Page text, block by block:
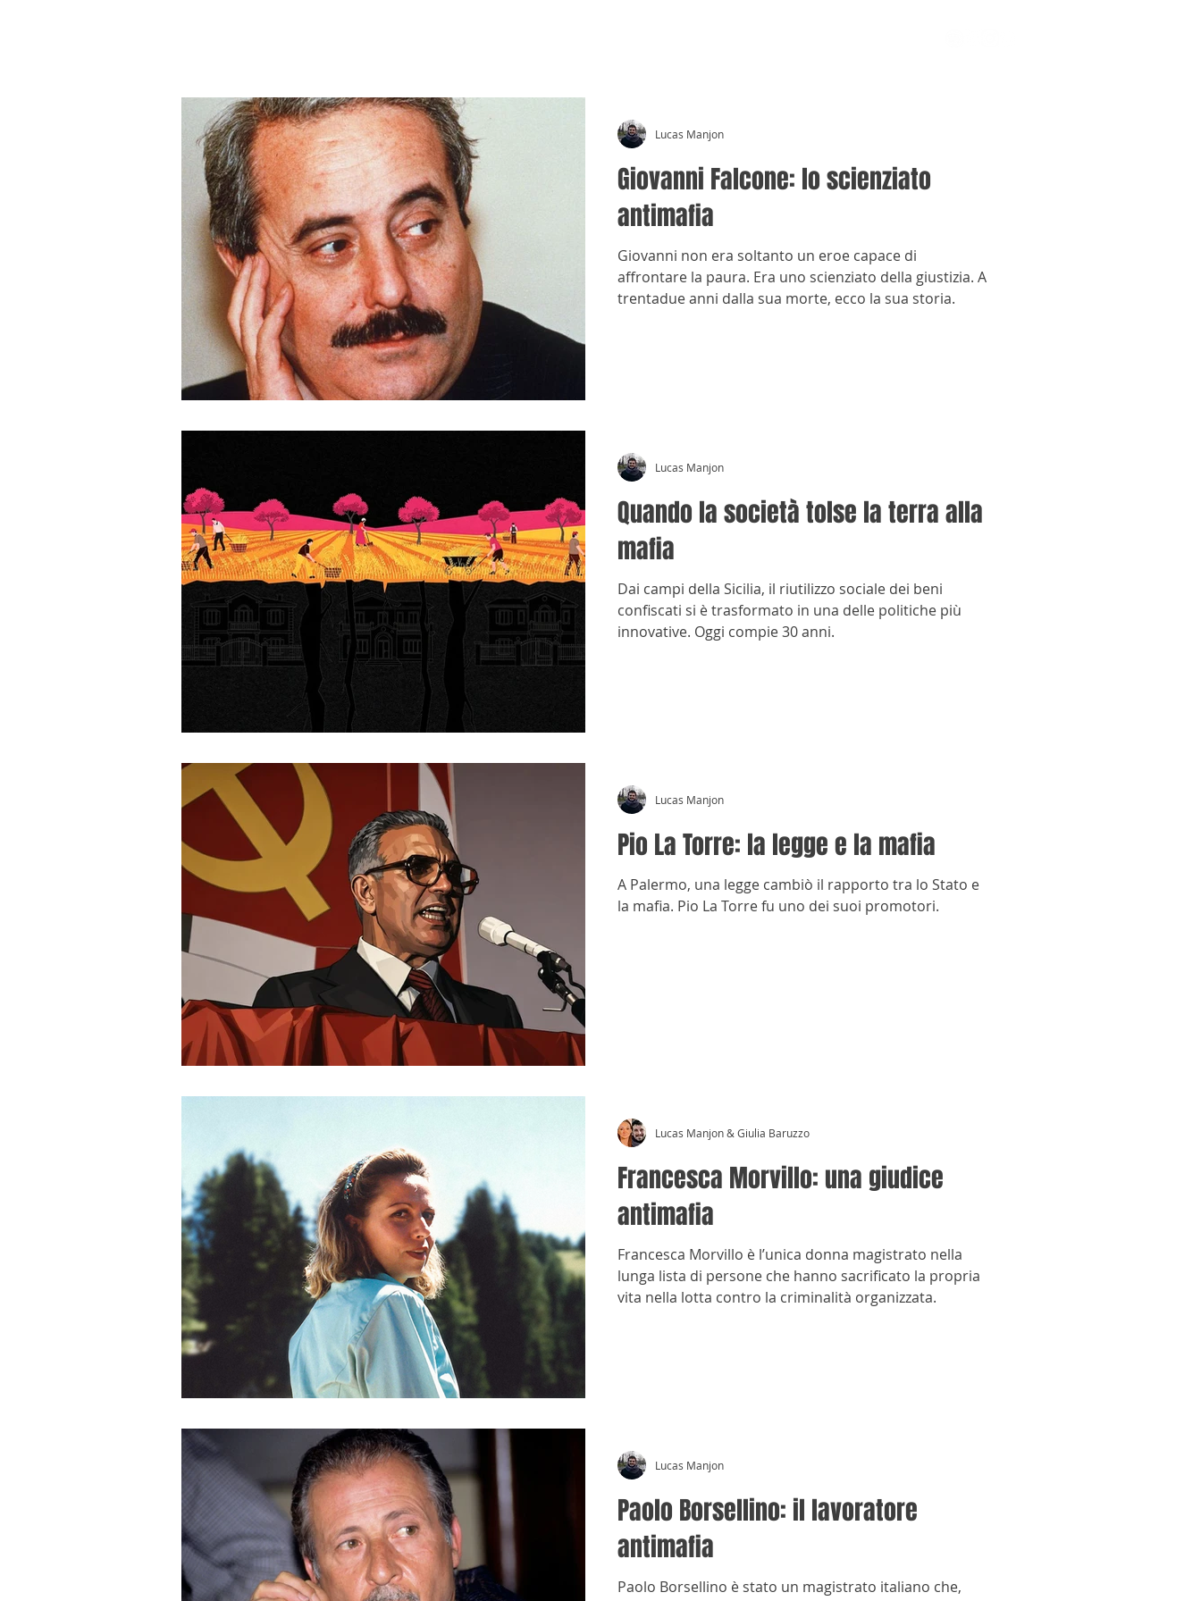
Giovanni Falcone: lo scienziato
antimafia
Giovanni non era soltanto un eroe capace di
affrontare la paura. Era uno scienziato della giustizia. A
trentadue anni dalla sua morte, ecco la sua storia.
Lucas Manjon
Quando la società tolse la terra alla
mafia
Dai campi della Sicilia, il riutilizzo sociale dei beni
confiscati si è trasformato in una delle politiche più
innovative. Oggi compie 30 anni.
Lucas Manjon
Pio La Torre: la legge e la mafia
A Palermo, una legge cambiò il rapporto tra lo Stato e
la mafia. Pio La Torre fu uno dei suoi promotori.
Lucas Manjon
Francesca Morvillo: una giudice
antimafia
Francesca Morvillo è l’unica donna magistrato nella
lunga lista di persone che hanno sacrificato la propria
vita nella lotta contro la criminalità organizzata.
Lucas Manjon & Giulia Baruzzo
Paolo Borsellino: il lavoratore
antimafia
Paolo Borsellino è stato un magistrato italiano che,
Lucas Manjon